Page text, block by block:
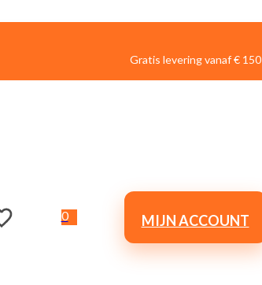
Gratis levering vanaf € 150
0 MIJN ACCOUNT